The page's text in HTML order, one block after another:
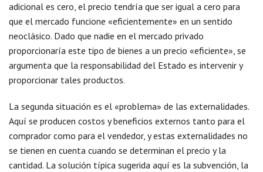
adicional es cero, el precio tendría que ser igual a cero para
que el mercado funcione «eficientemente» en un sentido
neoclásico. Dado que nadie en el mercado privado
proporcionaría este tipo de bienes a un precio «eficiente», se
argumenta que la responsabilidad del Estado es intervenir y
proporcionar tales productos.
La segunda situación es el «problema» de las externalidades.
Aquí se producen costos y beneficios externos tanto para el
comprador como para el vendedor, y estas externalidades no
se tienen en cuenta cuando se determinan el precio y la
cantidad. La solución típica sugerida aquí es la subvención, la